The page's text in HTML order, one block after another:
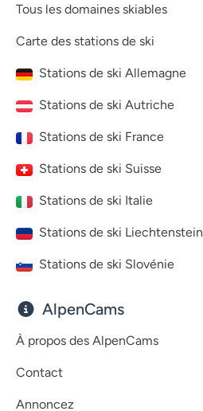
Tous les domaines skiables
Carte des stations de ski
Stations de ski Allemagne
Stations de ski Autriche
Stations de ski France
Stations de ski Suisse
Stations de ski Italie
Stations de ski Liechtenstein
Stations de ski Slovénie
AlpenCams
À propos des AlpenCams
Contact
Annoncez